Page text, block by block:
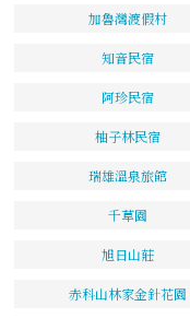
加魯灣渡假村
知音民宿
阿珍民宿
柚子林民宿
瑞雄溫泉旅館
千草園
旭日山莊
赤科山林家金針花園